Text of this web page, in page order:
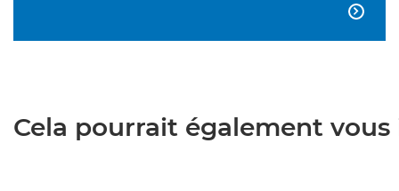

Cela pourrait également vous